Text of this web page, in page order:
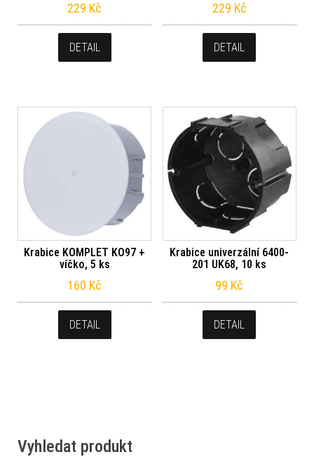
229 Kč
DETAIL
229 Kč
DETAIL
Krabice KOMPLET KO97 +
víčko, 5 ks
160 Kč
DETAIL
Krabice univerzální 6400-
201 UK68, 10 ks
99 Kč
DETAIL
Vyhledat produkt